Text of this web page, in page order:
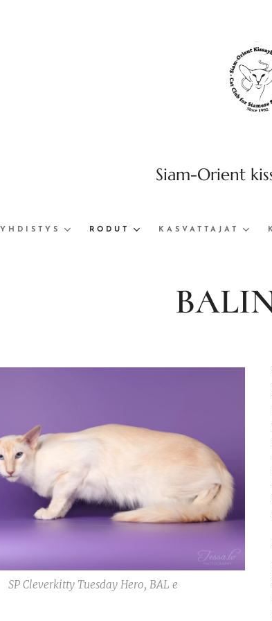
Siam-Orient
YHDISTYS RODUT KASVATTAJAT
SP Cleverkitty Tuesday Hero, BAL e